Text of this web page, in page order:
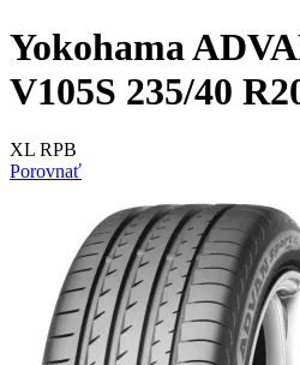
Yokohama
V105S 235/40
XL RPB
Porovnať